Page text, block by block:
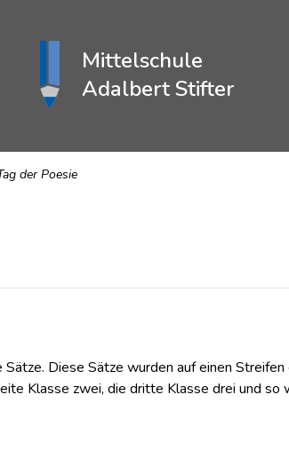
Mittelschule
Adalbert Stifter
der Poesie
Diese Sätze wurden auf einen
Klasse zwei, die dritte Klasse drei und so